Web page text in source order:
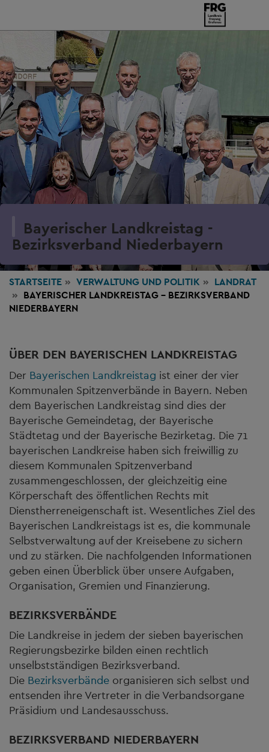
Bayerischer Landkreistag -
Bezirksverband Niederbayern
STARTSEITE VERWALTUNG UND POLITIK
LANDRAT
BAYERISCHER LANDKREISTAG - BEZIRKSVERBAND
NIEDERBAYERN
ÜBER DEN BAYERISCHEN LANDKREISTAG
Der Bayerischen Landkreistag ist einer der vier
Kommunalen Spitzenverbände in Bayern. Neben
dem Bayerischen Landkreistag sind dies der
Bayerische Gemeindetag, der Bayerische
Städtetag und der Bayerische Bezirketag. Die 71
bayerischen Landkreise haben sich freiwillig zu
diesem Kommunalen Spitzenverband
zusammengeschlossen, der gleichzeitig eine
Körperschaft des öffentlichen Rechts mit
Dienstherreneigenschaft ist. Wesentliches Ziel des
Bayerischen Landkreistags ist es, die kommunale
Selbstverwaltung auf der Kreisebene zu sichern
und zu stärken. Die nachfolgenden Informationen
geben einen Überblick über unsere Aufgaben,
Organisation, Gremien und Finanzierung.
BEZIRKSVERBÄNDE
Die Landkreise in jedem der sieben bayerischen
Regierungsbezirke bilden einen rechtlich
unselbstständigen Bezirksverband.
Die Bezirksverbände organisieren sich selbst und
entsenden ihre Vertreter in die Verbandsorgane
Präsidium und Landesausschuss.
BEZIRKSVERBAND NIEDERBAYERN